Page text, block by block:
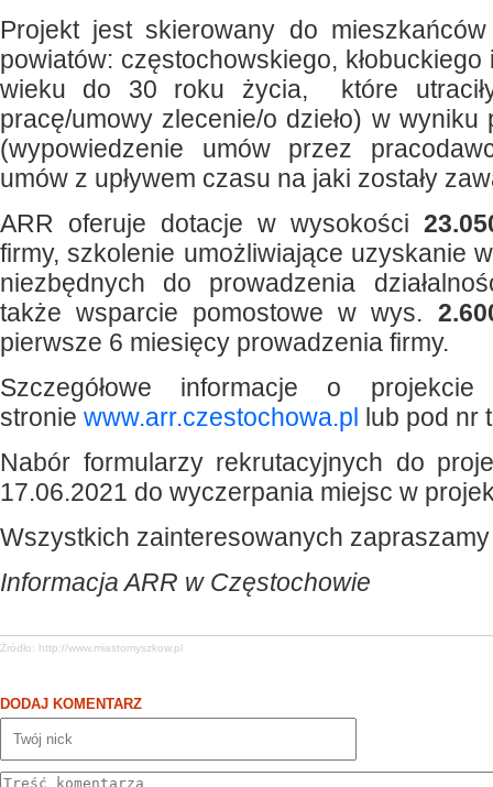
Projekt jest skierowany do
powiatów: częstochowskiego,
wieku do 30 roku życia, które
pracę/umowy zlecenie/o dzieło) w wyniku
(wypowiedzenie umów przez
umów z upływem czasu na jaki zostały
ARR oferuje dotacje w wysokości
firmy, szkolenie umożliwiające uzyskanie
niezbędnych do prowadzenia
także wsparcie pomostowe w wys.
pierwsze 6 miesięcy prowadzenia firmy.
Szczegółowe informacje o
stronie www.arr.czestochowa.pl lub pod nr
Nabór formularzy rekrutacyjnych do
17.06.2021 do wyczerpania miejsc w
Wszystkich zainteresowanych
Informacja ARR w Częstochowie
Żródło: http://www.miastomyszkow.pl
DODAJ KOMENTARZ